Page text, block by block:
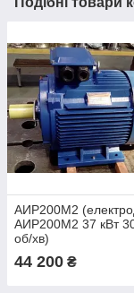
АИР200М2
АИР200М2 37 кВт
об/хв)
44 200 ₴